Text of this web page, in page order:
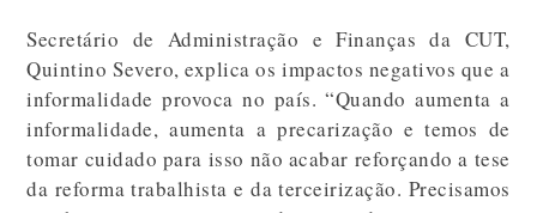
Secretário de Administração e Finanças da CUT,
Quintino Severo, explica os impactos negativos que a
informalidade provoca no país. “Quando aumenta a
informalidade, aumenta a precarização e temos de
tomar cuidado para isso não acabar reforçando a tese
da reforma trabalhista e da terceirização. Precisamos